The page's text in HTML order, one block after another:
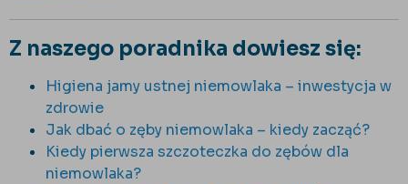
Z naszego poradnika dowiesz się:
Higiena jamy ustnej niemowlaka – inwestycja w
zdrowie
Jak dbać o zęby niemowlaka – kiedy zacząć?
Kiedy pierwsza szczoteczka do zębów dla
niemowlaka?